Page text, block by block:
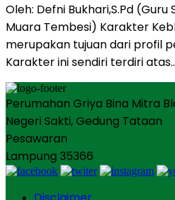
Oleh: Defni Bukhari,S.Pd
Muara Tembesi) Karakter
merupakan tujuan dari profil
Karakter ini sendiri terdiri
Perumahan Griya Bina Mitra
Negeri Sakti, Gedung Tataan
Pesawaran
Lampung 35366